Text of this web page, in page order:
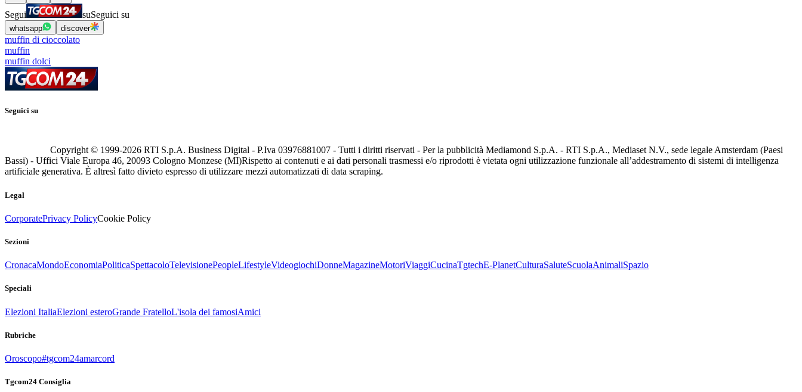
Segui suSeguici su
whatsapp discover
muffin di cioccolato
muffin
muffin dolci
Seguici su
Copyright © 1999-2026 RTI S.p.A. Business Digital - P.Iva 03976881007 - Tutti i diritti riservati - Per la pubblicità Mediamond S.p.A. - RTI S.p.A., Mediaset N.V., sede legale Amsterdam (Paesi
Bassi) - Uffici Viale Europa 46, 20093 Cologno Monzese (MI)Rispetto ai contenuti e ai dati personali trasmessi e/o riprodotti è vietata ogni utilizzazione funzionale all’addestramento di sistemi di intelligenza
artificiale generativa. È altresì fatto divieto espresso di utilizzare mezzi automatizzati di data scraping.
Legal
CorporatePrivacy PolicyCookie Policy
Sezioni
CronacaMondoEconomiaPoliticaSpettacoloTelevisionePeopleLifestyleVideogiochiDonneMagazineMotoriViaggiCucinaTgtechE-PlanetCulturaSaluteScuolaAnimaliSpazio
Speciali
Elezioni ItaliaElezioni esteroGrande FratelloL'isola dei famosiAmici
Rubriche
Oroscopo#tgcom24amarcord
Tgcom24 Consiglia